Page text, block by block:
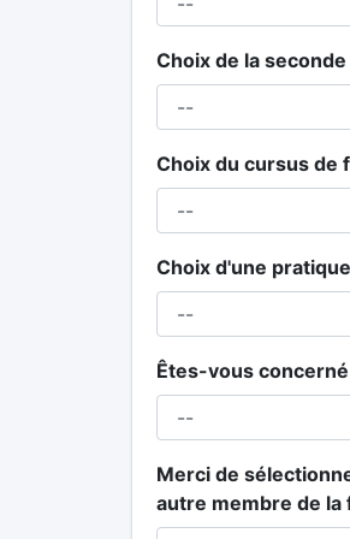
Choix de la
Choix du cursus de
Choix d'une
Êtes-vous
Merci de
autre membre de la